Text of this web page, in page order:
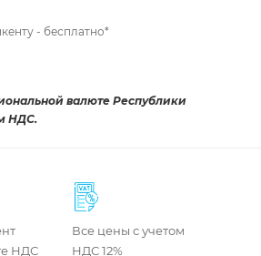
- бесплатно*
валюте Республики
НДС.
НДС
Все цены с учетом
НДС 12%